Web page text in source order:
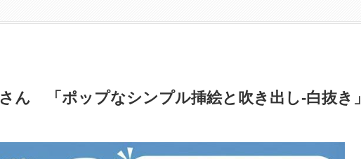
さん 「ポップなシンプル挿絵と吹き出し-白抜き」